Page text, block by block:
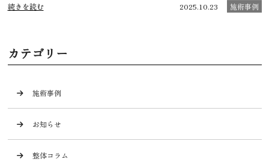
続きを読む 2025.10.23 施術事例
カテゴリー
施術事例
お知らせ
整体コラム